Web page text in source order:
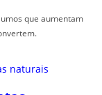
que aumentam